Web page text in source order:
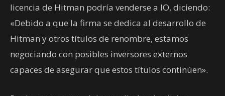
licencia de Hitman podría venderse a IO, diciendo:
«Debido a que la firma se dedica al desarrollo de
Hitman y otros títulos de renombre, estamos
negociando con posibles inversores externos
capaces de asegurar que estos títulos continúen».